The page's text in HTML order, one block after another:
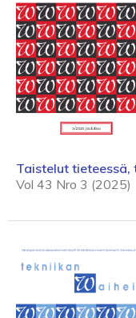
Taistelut tieteessä,
Vol 43 Nro 3 (2025)